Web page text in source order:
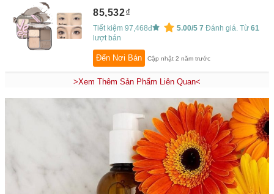
85,532
Tiết kiệm 97,468đ 5.00/5 7 Đánh giá. Từ61
lượt bán
Đến Nơi Bán Cập nhật 2 năm trước
>Xem Thêm Sản Phẩm Liên Quan<